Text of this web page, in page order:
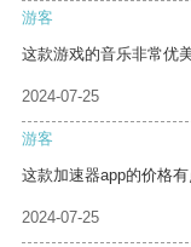
游客
这款游戏的音乐非常优
2024-07-25
游客
这款加速器app的价格
2024-07-25